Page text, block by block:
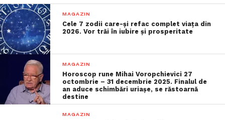
MAGAZIN
Cele 7 zodii care-și refac complet viața din
2026. Vor trăi în iubire și prosperitate
MAGAZIN
Horoscop rune Mihai Voropchievici 27
octombrie – 31 decembrie 2025. Finalul de
an aduce schimbări uriașe, se răstoarnă
destine
MAGAZIN